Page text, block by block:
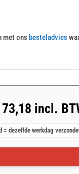
met ons besteladvies
73,18 incl.
= dezelfde werkdag